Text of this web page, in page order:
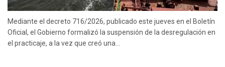
Mediante el decreto 716/2026, publicado este jueves en el Boletín
Oficial, el Gobierno formalizó la suspensión de la desregulación en
el practicaje, a la vez que creó una...